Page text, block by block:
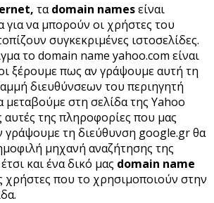
ταdomain namesείναι
για να μπορούν οι χρήστες του
συγκεκριμένες ιστοσελίδες.
το domain name yahoo.com είναι
ξέρουμε πως αν γράψουμε αυτή τη
διευθύνσεων του περιηγητή
μεταβούμε στη σελίδα της Yahoo
αυτές της πληροφορίες που μας
γράψουμε τη διεύθυνση google.gr θα
μηχανή αναζήτησης της
και ένα δικό μας domain name
χρήστες που το χρησιμοποιούν στην